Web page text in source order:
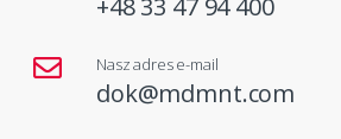
Nasz adres e-mail
dok@mdmnt.com